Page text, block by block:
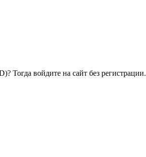
Тогда войдите на сайт без регистрации.